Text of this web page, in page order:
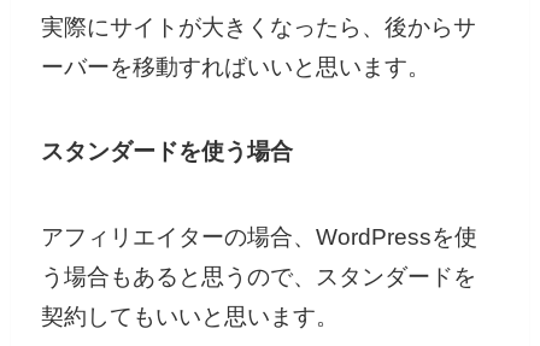
実際にサイトが大きくなったら、後からサ
ーバーを移動すればいいと思います。
スタンダードを使う場合
アフィリエイターの場合、WordPressを使
う場合もあると思うので、スタンダードを
契約してもいいと思います。